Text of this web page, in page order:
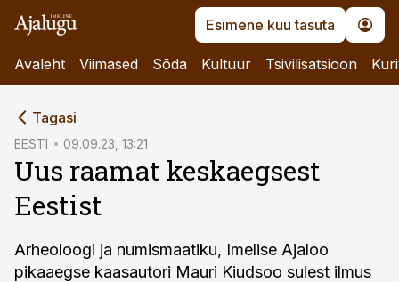
Esimene kuu tasuta
Avaleht Viimased Sõda Kultuur Tsivilisatsioon
Tagasi
EESTI 09.09.23, 13:21
Uus raamat keskaegsest
Eestist
Arheoloogi ja numismaatiku, Imelise Ajaloo
pikaaegse kaasautori Mauri Kiudsoo sulest ilmus